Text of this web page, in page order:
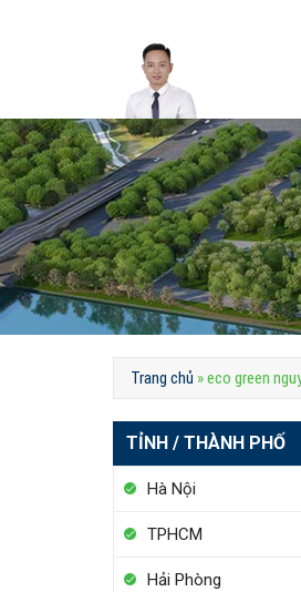
Trang chủ »eco green
TỈNH / THÀNH PHỐ
Hà Nội
TPHCM
Hải Phòng